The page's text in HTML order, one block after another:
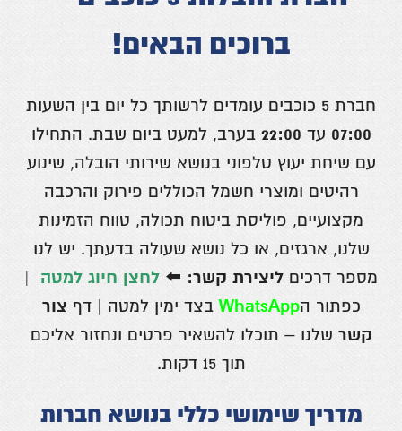
ברוכים הבאים!
חברת 5 כוכבים עומדים לרשותך כל יום בין השעות
07:00 עד 22:00 בערב, למעט ביום שבת. התחילו
עם שיחת יעוץ טלפוני בנושא שירותי הובלה, שינוע
רהיטים ומוצרי חשמל הכוללים פירוק והרכבה
מקצועיים, פוליסת ביטוח תכולה, טווח הזמינות
שלנו, ארגזים, או כל נושא שעולה בדעתך. יש לנו
מספר דרכים ליצירת קשר: ⬅️ לחצן חיוג למטה
כפתור הWhatsAppבצד ימין למטה | דף צור
קשר שלנו – תוכלו להשאיר פרטים ונחזור אליכם
תוך 15 דקות.
מדריך שימושי כללי בנושא חברות